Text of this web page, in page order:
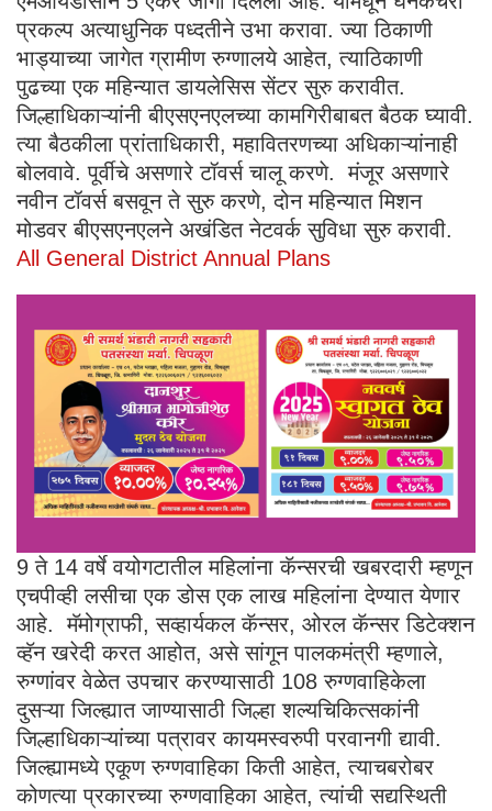
प्रकल्प अत्याधुनिक पध्दतीने उभा करावा. ज्या ठिकाणी
भाड्याच्या जागेत ग्रामीण रुग्णालये आहेत, त्याठिकाणी
पुढच्या एक महिन्यात डायलेसिस सेंटर सुरु करावीत.
जिल्हाधिकाऱ्यांनी बीएसएनएलच्या कामगिरीबाबत बैठक घ्यावी.
त्या बैठकीला प्रांताधिकारी, महावितरणच्या अधिकाऱ्यांनाही
बोलवावे. पूर्वीचे असणारे टॉवर्स चालू करणे. मंजूर असणारे
नवीन टॉवर्स बसवून ते सुरु करणे, दोन महिन्यात मिशन
मोडवर बीएसएनएलने अखंडित नेटवर्क सुविधा सुरु करावी.
All General District Annual Plans
9 ते 14 वर्षे वयोगटातील महिलांना कॅन्सरची खबरदारी म्हणून
एचपीव्ही लसीचा एक डोस एक लाख महिलांना देण्यात येणार
आहे. मॅमोग्राफी, सव्हार्यकल कॅन्सर, ओरल कॅन्सर डिटेक्शन
व्हॅन खरेदी करत आहोत, असे सांगून पालकमंत्री म्हणाले,
रुग्णांवर वेळेत उपचार करण्यासाठी 108 रुग्णवाहिकेला
दुसऱ्या जिल्ह्यात जाण्यासाठी जिल्हा शल्यचिकित्सकांनी
जिल्हाधिकाऱ्यांच्या पत्रावर कायमस्वरुपी परवानगी द्यावी.
जिल्ह्यामध्ये एकूण रुग्णवाहिका किती आहेत, त्याचबरोबर
कोणत्या प्रकारच्या रुग्णवाहिका आहेत, त्यांची सद्यस्थिती